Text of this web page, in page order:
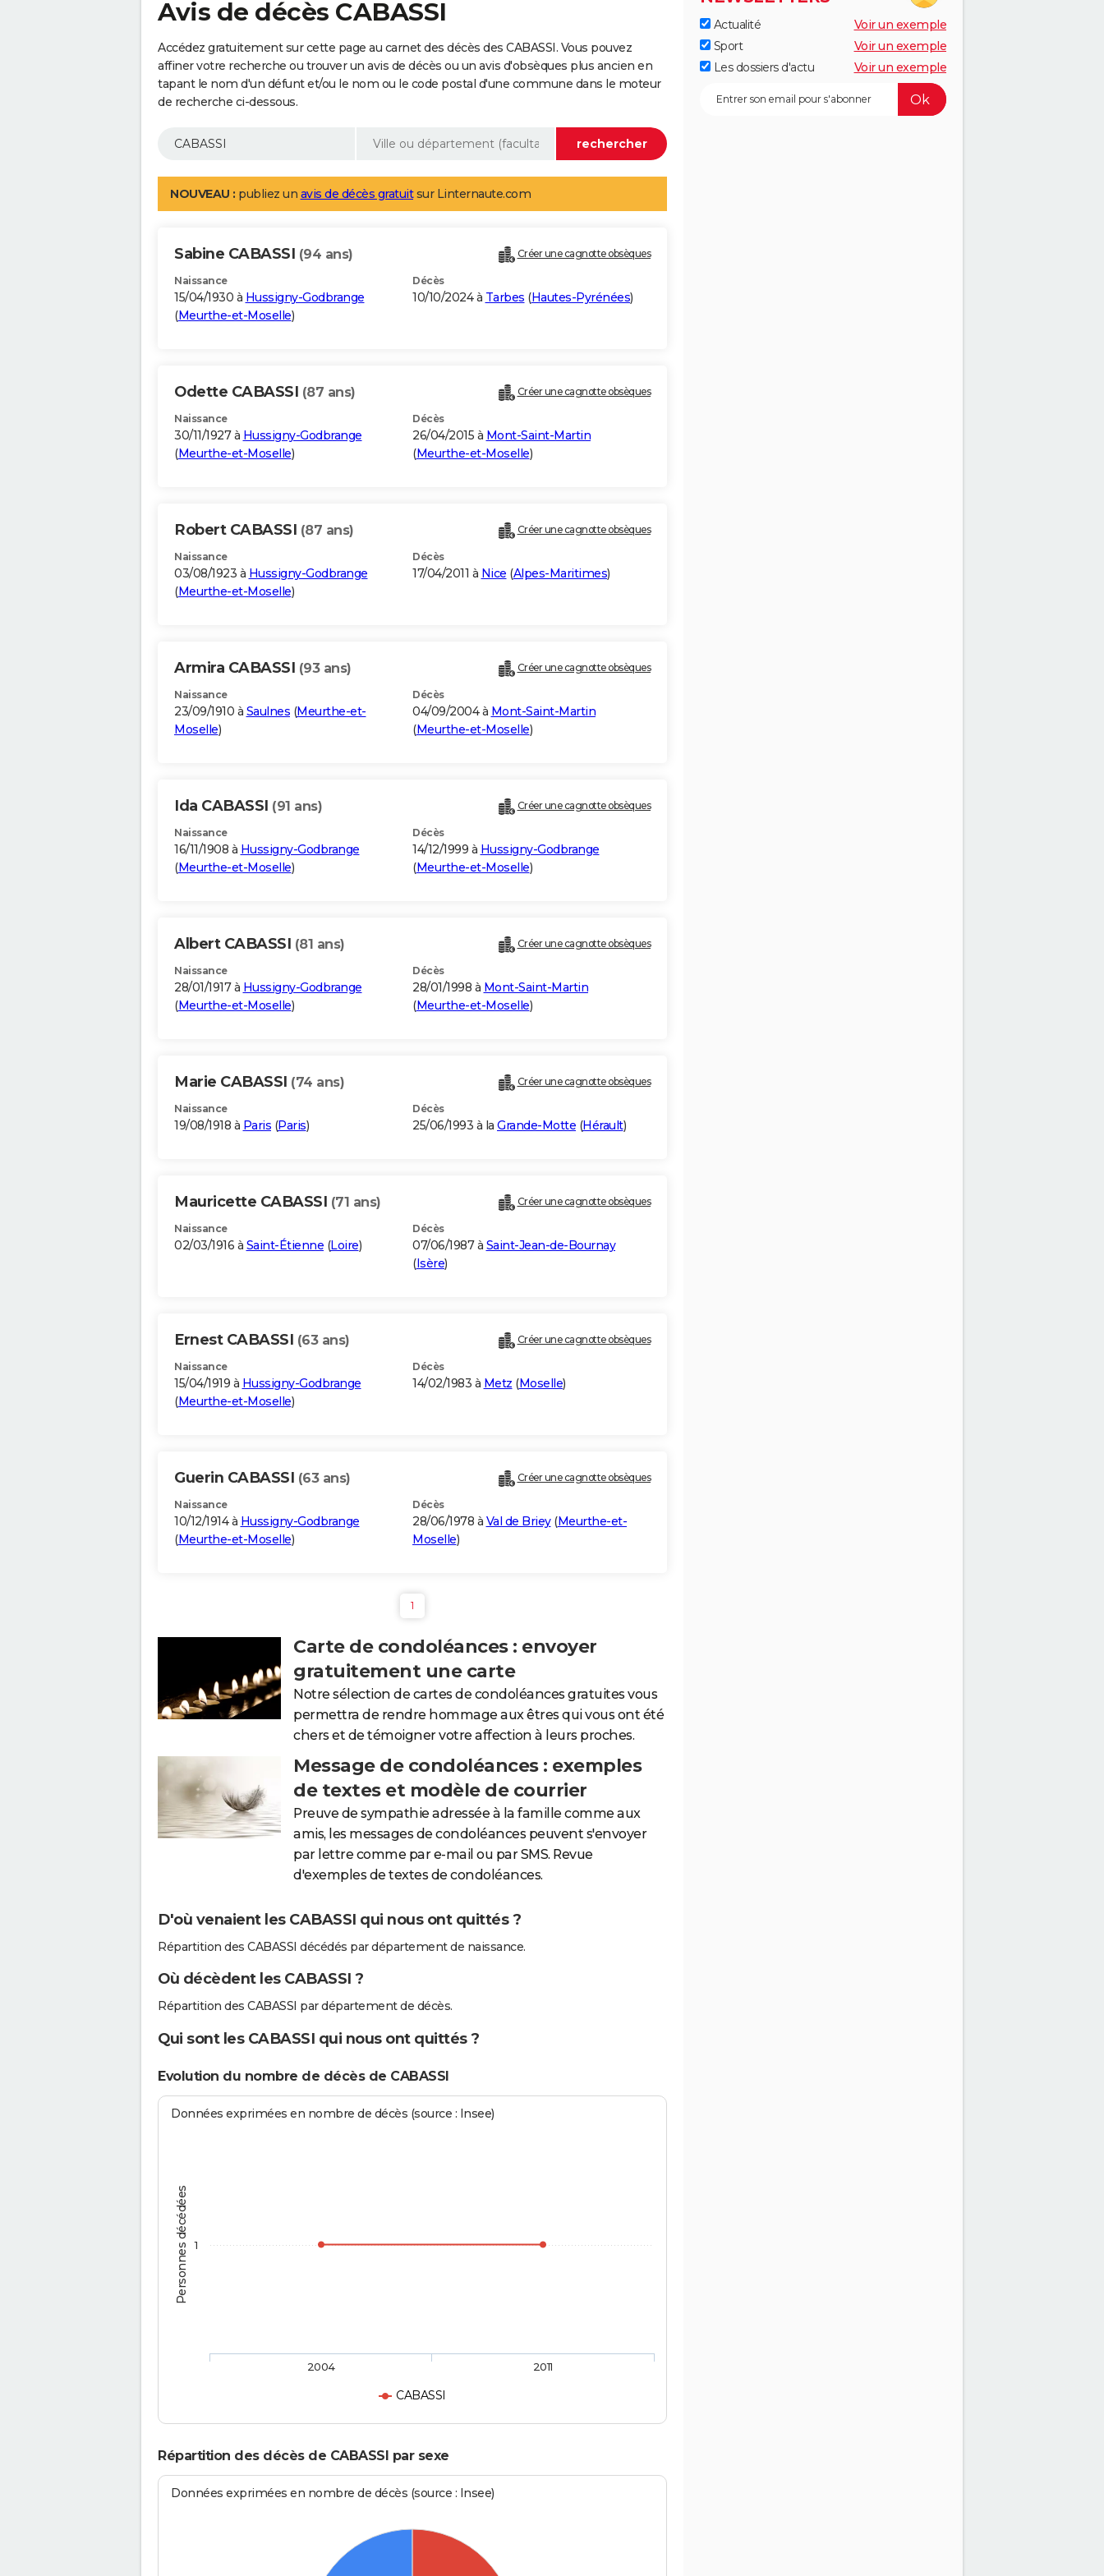
Avis de décès CABASSI
Accédez gratuitement sur cette page au carnet des décès des CABASSI. Vous pouvez
affiner votre recherche ou trouver un avis de décès ou un avis d'obsèques plus ancien en
tapant le nom d'un défunt et/ou le nom ou le code postal d'une commune dans le moteur
de recherche ci-dessous.
NOUVEAU : publiez un avis de décès gratuitsur Linternaute.com
Sabine CABASSI (94 ans) Créer une cagnotte obsèques
Naissance
15/04/1930 à Hussigny-Godbrange
(Meurthe-et-Moselle)
Décès
10/10/2024 à Tarbes (Hautes-Pyrénées)
Odette CABASSI (87 ans) Créer une cagnotte obsèques
Naissance
30/11/1927 à Hussigny-Godbrange
(Meurthe-et-Moselle)
Décès
26/04/2015 à Mont-Saint-Martin
(Meurthe-et-Moselle)
Robert CABASSI (87 ans) Créer une cagnotte obsèques
Naissance
03/08/1923 à Hussigny-Godbrange
(Meurthe-et-Moselle)
Décès
17/04/2011 à Nice (Alpes-Maritimes)
Armira CABASSI (93 ans) Créer une cagnotte obsèques
Naissance
23/09/1910 à Saulnes (Meurthe-et-
Moselle)
Décès
04/09/2004 à Mont-Saint-Martin
(Meurthe-et-Moselle)
Ida CABASSI (91 ans) Créer une cagnotte obsèques
Naissance
16/11/1908 à Hussigny-Godbrange
(Meurthe-et-Moselle)
Décès
14/12/1999 à Hussigny-Godbrange
(Meurthe-et-Moselle)
Albert CABASSI (81 ans) Créer une cagnotte obsèques
Naissance
28/01/1917 à Hussigny-Godbrange
(Meurthe-et-Moselle)
Décès
28/01/1998 à Mont-Saint-Martin
(Meurthe-et-Moselle)
Marie CABASSI (74 ans) Créer une cagnotte obsèques
Naissance
19/08/1918 à Paris (Paris)
Décès
25/06/1993 à la Grande-Motte (Hérault)
Mauricette CABASSI (71 ans) Créer une cagnotte obsèques
Naissance
02/03/1916 à Saint-Étienne (Loire)
Décès
07/06/1987 à Saint-Jean-de-Bournay
(Isère)
Ernest CABASSI (63 ans) Créer une cagnotte obsèques
Naissance
15/04/1919 à Hussigny-Godbrange
(Meurthe-et-Moselle)
Décès
14/02/1983 à Metz (Moselle)
Guerin CABASSI (63 ans) Créer une cagnotte obsèques
Naissance
10/12/1914 à Hussigny-Godbrange
(Meurthe-et-Moselle)
Décès
28/06/1978 à Val de Briey(Meurthe-et-
Moselle)
1
Carte de condoléances : envoyer
gratuitement une carte
Notre sélection de cartes de condoléances gratuites vous
permettra de rendre hommage aux êtres qui vous ont été
chers et de témoigner votre affection à leurs proches.
Message de condoléances : exemples
de textes et modèle de courrier
Preuve de sympathie adressée à la famille comme aux
amis, les messages de condoléances peuvent s'envoyer
par lettre comme par e-mail ou par SMS. Revue
d'exemples de textes de condoléances.
D'où venaient les CABASSI qui nous ont quittés ?
Répartition des CABASSI décédés par département de naissance.
Où décèdent les CABASSI ?
Répartition des CABASSI par département de décès.
Qui sont les CABASSI qui nous ont quittés ?
Evolution du nombre de décès de CABASSI
Personnes décédées
Données exprimées en nombre de décès (source : Insee)
CABASSI
2004 2011
1
Répartition des décès de CABASSI par sexe
Données exprimées en nombre de décès (source : Insee)
Actualité
Voir un exemple
Sport
Voir un exemple
Les dossiers d'actu
Voir un exemple